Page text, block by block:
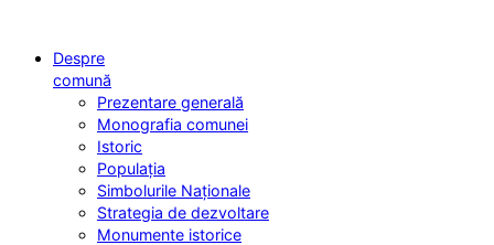
Despre
comună
Prezentare generală
Monografia comunei
Istoric
Populația
Simbolurile Naționale
Strategia de dezvoltare
Monumente istorice